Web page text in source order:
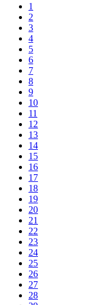
1
2
3
4
5
6
7
8
9
10
11
12
13
14
15
16
17
18
19
20
21
22
23
24
25
26
27
28